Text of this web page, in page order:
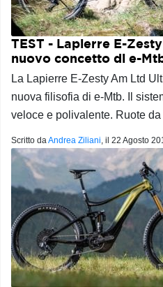
TEST - Lapierre E-
nuovo concetto di e-
La Lapierre E-Zesty Am Ltd
nuova filisofia di e-Mtb. Il
veloce e polivalente. Ruote
Scritto daAndrea Ziliani, il 22 Agosto